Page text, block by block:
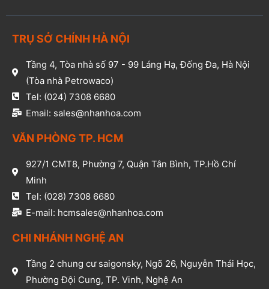
TRỤ SỞ CHÍNH HÀ NỘI
Tầng 4, Tòa nhà số 97 - 99 Láng Hạ, Đống Đa, Hà Nội
(Tòa nhà Petrowaco)
Tel: (024) 7308 6680
Email: sales@nhanhoa.com
VĂN PHÒNG TP. HCM​
927/1 CMT8, Phường 7, Quận Tân Bình, TP.Hồ Chí
Minh​
Tel: (028) 7308 6680​
E-mail: hcmsales@nhanhoa.com​
CHI NHÁNH NGHỆ AN​
Tầng 2 chung cư saigonsky, Ngõ 26, Nguyễn Thái Học,
Phường Đội Cung, TP. Vinh, Nghệ An​